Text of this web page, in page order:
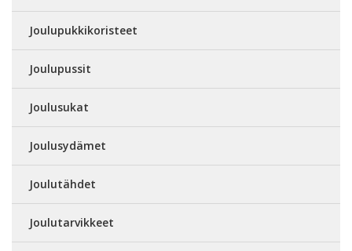
Joulupukkikoristeet
Joulupussit
Joulusukat
Joulusydämet
Joulutähdet
Joulutarvikkeet